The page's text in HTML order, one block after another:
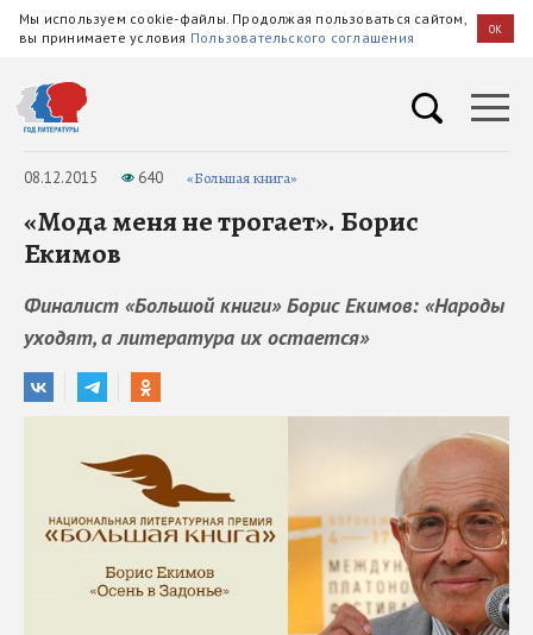
Мы используем cookie-файлы. Продолжая пользоваться сайтом,
вы принимаете условия Пользовательского соглашения OK
08.12.2015 640 «Большая книга»
«Мода меня не трогает». Борис
Екимов
Финалист «Большой книги» Борис Екимов: «Народы
уходят, а литература их остается»